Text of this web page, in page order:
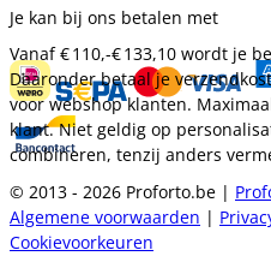
Je kan bij ons betalen met
Vanaf€ 110,-€ 133,10 wordt je
Daaronder betaal je
voor webshop klanten.
klant. Niet geldig op
combineren, tenzij anders
© 2013 - 2026 Proforto.be |
Algemene voorwaarden |
Cookievoorkeuren